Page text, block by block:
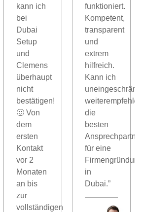
kann ich
bei
Dubai
Setup
und
Clemens
überhaupt
nicht
bestätigen!
🙂 Von
dem
ersten
Kontakt
vor 2
Monaten
an bis
zur
vollständigen
funktioniert.
Kompetent,
transparent
und
extrem
hilfreich.
Kann ich
uneingeschränkt
die
besten
Ansprechpartner
für eine
Firmengründung
in
Dubai.”